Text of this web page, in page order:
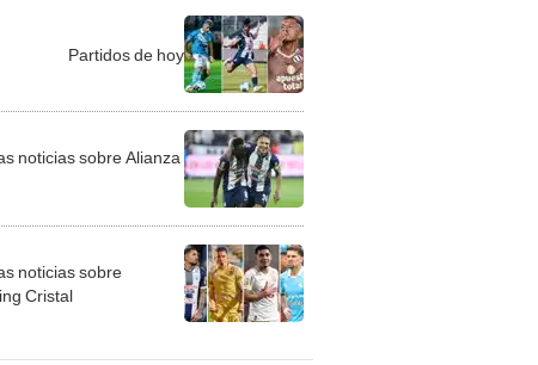
Partidos de hoy
noticias sobre Alianza
noticias sobre
Cristal